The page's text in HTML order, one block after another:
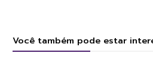
Você também pode estar